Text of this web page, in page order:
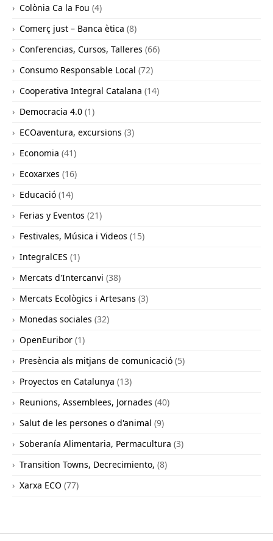
Colònia Ca la Fou (4)
Comerç just – Banca ètica (8)
Conferencias, Cursos, Talleres (66)
Consumo Responsable Local (72)
Cooperativa Integral Catalana (14)
Democracia 4.0 (1)
ECOaventura, excursions (3)
Economia (41)
Ecoxarxes (16)
Educació (14)
Ferias y Eventos (21)
Festivales, Música i Videos (15)
IntegralCES (1)
Mercats d'Intercanvi (38)
Mercats Ecològics i Artesans (3)
Monedas sociales (32)
OpenEuribor (1)
Presència als mitjans de comunicació (5)
Proyectos en Catalunya (13)
Reunions, Assemblees, Jornades (40)
Salut de les persones o d'animal (9)
Soberanía Alimentaria, Permacultura (3)
Transition Towns, Decrecimiento, (8)
Xarxa ECO (77)